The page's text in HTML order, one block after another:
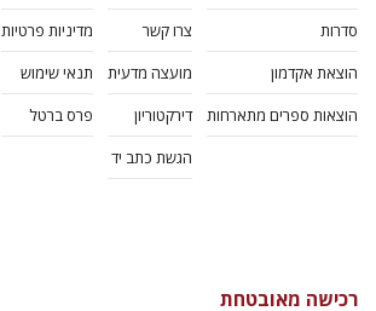
סדרות
הוצאת אקדמון
הוצאות ספרים מתארחות
צרו קשר
מועצה מדעית
דירקטוריון
הגשת כתב יד
מדיניות פרטיות
תנאי שימוש
פרס ברטל
רכישה מאובטחת